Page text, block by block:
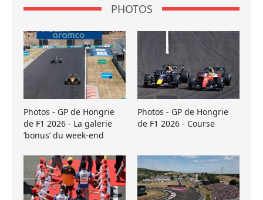
PHOTOS
Photos - GP de Hongrie
de F1 2026 - La galerie
’bonus’ du week-end
Photos - GP de Hongrie
de F1 2026 - Course